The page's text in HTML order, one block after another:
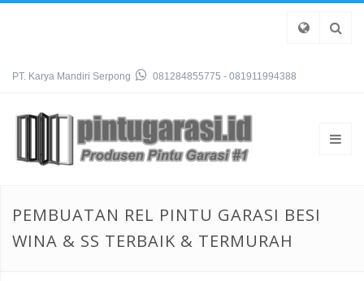
PT. Karya Mandiri Serpong 081284855775 - 081911994388
PEMBUATAN REL PINTU GARASI BESI
WINA & SS TERBAIK & TERMURAH